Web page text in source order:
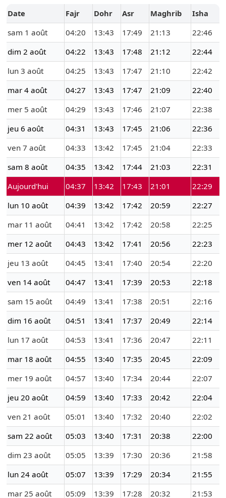
Date Fajr Dohr Asr Maghrib
Isha
sam 1 août
04:20 13:43 17:49 21:13
22:46
dim 2 août
04:22 13:43 17:48 21:12
22:44
lun 3 août
04:25 13:43 17:47 21:10
22:42
mar 4 août
04:27 13:43 17:47 21:09
22:40
mer 5 août
04:29 13:43 17:46 21:07
22:38
jeu 6 août
04:31 13:43 17:45 21:06
22:36
ven 7 août
04:33 13:42 17:45 21:04
22:33
sam 8 août
04:35 13:42 17:44 21:03
22:31
Aujourd'hui
04:37 13:42 17:43 21:01
22:29
lun 10 août
04:39 13:42 17:42 20:59
22:27
mar 11 août
04:41 13:42 17:42 20:58
22:25
mer 12 août
04:43 13:42 17:41 20:56
22:23
jeu 13 août
04:45 13:41 17:40 20:54
22:20
ven 14 août
04:47 13:41 17:39 20:53
22:18
sam 15 août
04:49 13:41 17:38 20:51
22:16
dim 16 août
04:51 13:41 17:37 20:49
22:14
lun 17 août
04:53 13:41 17:36 20:47
22:11
mar 18 août
04:55 13:40 17:35 20:45
22:09
mer 19 août
04:57 13:40 17:34 20:44
22:07
jeu 20 août
04:59 13:40 17:33 20:42
22:04
ven 21 août
05:01 13:40 17:32 20:40
22:02
sam 22 août
05:03 13:40 17:31 20:38
22:00
dim 23 août
05:05 13:39 17:30 20:36
21:58
lun 24 août
05:07 13:39 17:29 20:34
21:55
mar 25 août
05:09 13:39 17:28 20:32 21:53